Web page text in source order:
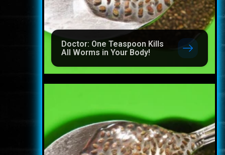
Doctor: One Teaspoon Kills
All Worms in Your Body!